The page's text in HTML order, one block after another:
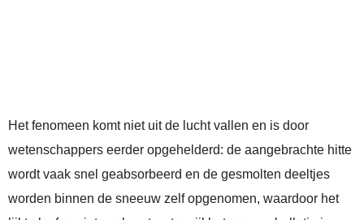
Het fenomeen komt niet uit de lucht vallen en is door
wetenschappers eerder opgehelderd: de aangebrachte hitte
wordt vaak snel geabsorbeerd en de gesmolten deeltjes
worden binnen de sneeuw zelf opgenomen, waardoor het